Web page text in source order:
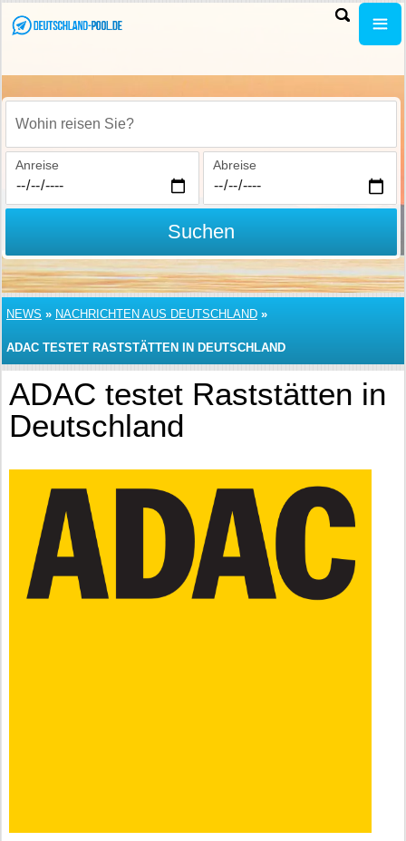
Wohin reisen Sie?
Anreise Abreise
Suchen
NEWS » NACHRICHTEN AUS DEUTSCHLAND »
ADAC TESTET RASTSTÄTTEN IN DEUTSCHLAND
ADAC testet Raststätten in
Deutschland